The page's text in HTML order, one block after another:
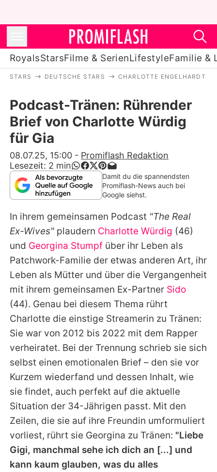
RoyalsStarsFilme & SerienLifestyleFamilie &
Stars
Filme & Serien
Lifestyle
Familie & Liebe
Promiflash Exklusiv
Alle Themen auf Promiflash
Jobs
App runterladen
Team
Redaktionelle Richtlinien
Impressum
Datenschutzerklärung
Utiq verwalten
STARS DEUTSCHE STARS CHARLOTTE ENGELHARDT
Podcast-Tränen: Rührender
Brief von Charlotte Würdig
für Gia
08.07.25, 15:00 - Promiflash Redaktion
Lesezeit: 2 min
Damit du die spannendsten
Promiflash-News auch bei
Google siehst.
In ihrem gemeinsamen Podcast "The Real
Ex-Wives" plaudern Charlotte Würdig (46)
und Georgina Stumpf über ihr Leben als
Patchwork-Familie der etwas anderen Art, ihr
Leben als Mütter und über die Vergangenheit
mit ihrem gemeinsamen Ex-Partner Sido
(44). Genau bei diesem Thema rührt
Charlotte die einstige Streamerin zu Tränen:
Sie war von 2012 bis 2022 mit dem Rapper
verheiratet. Bei der Trennung schrieb sie sich
selbst einen emotionalen Brief – den sie vor
Kurzem wiederfand und dessen Inhalt, wie
sie findet, auch perfekt auf die aktuelle
Situation der 34-Jährigen passt. Mit den
Zeilen, die sie auf ihre Freundin umformuliert
vorliest, rührt sie Georgina zu Tränen: "Liebe
Gigi, manchmal sehe ich dich an [...] und
kann kaum glauben, was du alles